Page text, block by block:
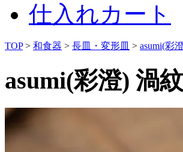
仕入れカート
TOP> 和食器 > 長皿・変形皿 > asumi(彩
asumi(彩澄) 渦